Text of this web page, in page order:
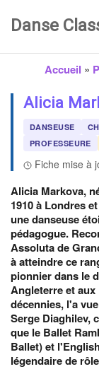
Danse
Accueil »
Alicia
DANSEUSE
PROFESSEURE
Fiche mise à
Alicia Markova,
1910 à Londres
une danseuse
pédagogue.
Assoluta de
à atteindre ce
pionnier dans le
Angleterre et
décennies, l'a
Serge Diaghilev,
que le Ballet
Ballet) et
légendaire de